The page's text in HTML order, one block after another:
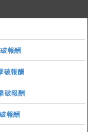
報酬
破報酬
破報酬
報酬